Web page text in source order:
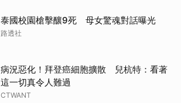
泰國校園槍擊釀9死 母女驚魂對話曝光
路透社
病況惡化！拜登癌細胞擴散 兒杭特：看著
這一切真令人難過
CTWANT